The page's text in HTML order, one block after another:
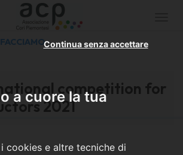
a cuore la tua
cookies e altre tecniche di
Continua senza accettare
competition for
2021